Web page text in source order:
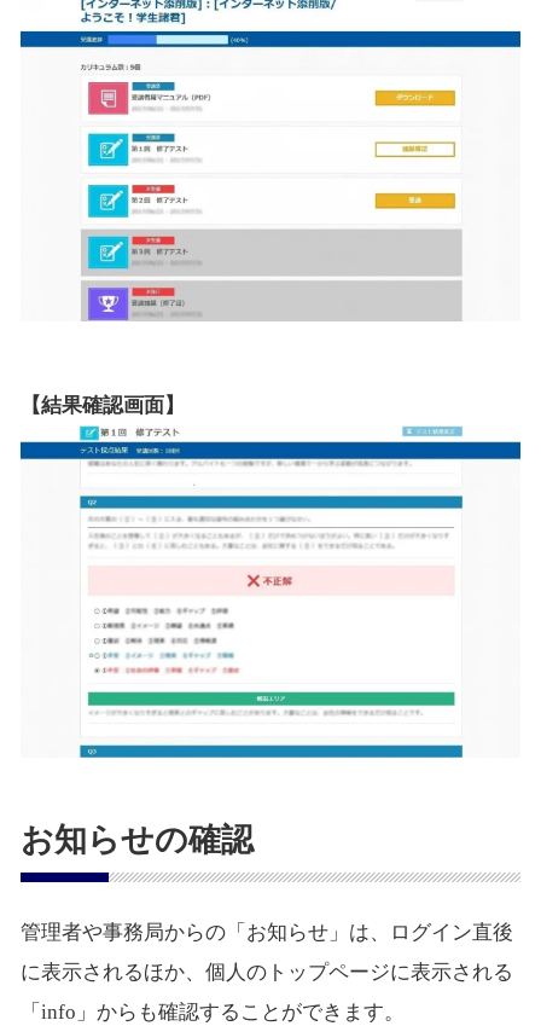
【結果確認画面】
お知らせの確認
管理者や事務局からの「お知らせ」は、ログイン直後
に表示されるほか、個人のトップページに表示される
「info」からも確認することができます。